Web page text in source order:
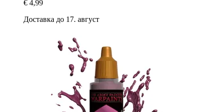
€ 4,99
Доставка до 17. август